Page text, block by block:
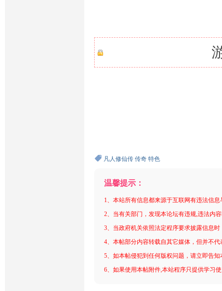
凡人修仙传 传奇 特色
温馨提示：
1、本站所有信息都来源于互联网有违法信
2、当有关部门，发现本论坛有违规,违法内
3、当政府机关依照法定程序要求披露信息
4、本帖部分内容转载自其它媒体，但并不
5、如本帖侵犯到任何版权问题，请立即告
6、如果使用本帖附件,本站程序只提供学习